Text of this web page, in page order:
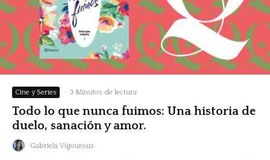
Cine y Series · 3 Minutos de lectura
Todo lo que nunca fuimos: Una historia de
duelo, sanación y amor.
Gabriela Vigouroux